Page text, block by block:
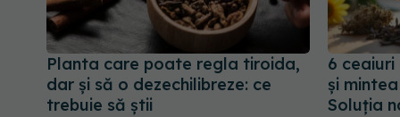
Planta care poate regla tiroida,
dar și să o dezechilibreze: ce
trebuie să știi
6
și
Soluția